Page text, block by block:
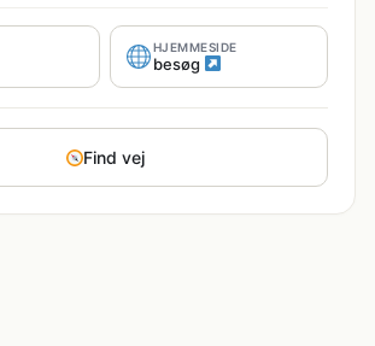
HJEMMESIDE
besøg
Find vej